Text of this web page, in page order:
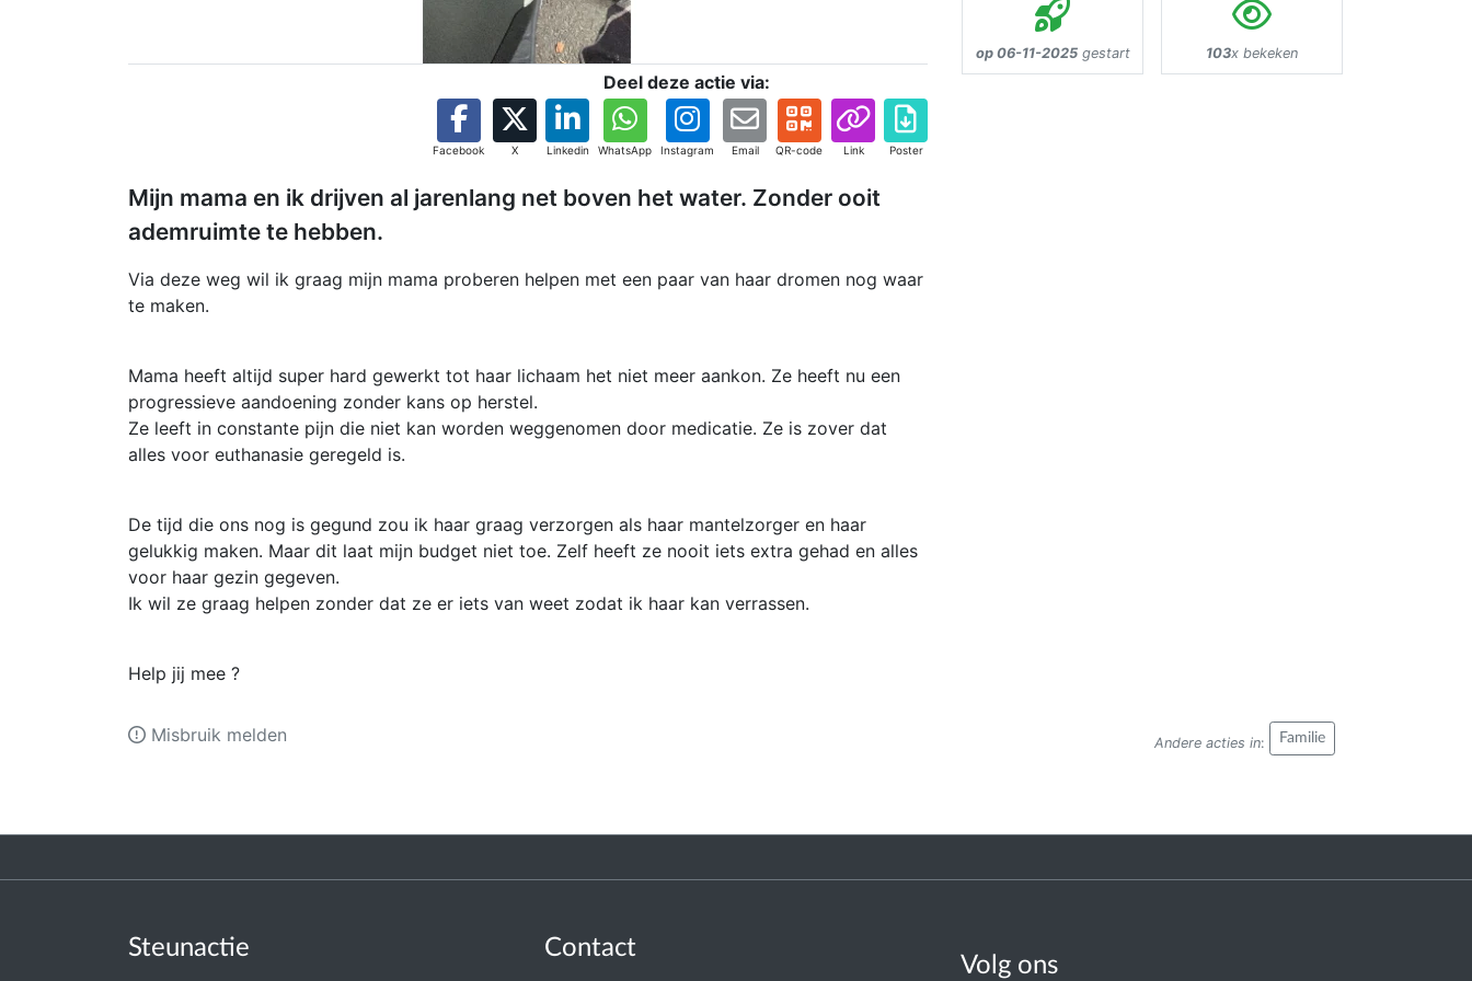
Deel deze actie via:
Facebook X Linkedin WhatsApp Instagram Email QR-code Link Poster
Mijn mama en ik drijven al jarenlang net boven het water. Zonder ooit
ademruimte te hebben.
Via deze weg wil ik graag mijn mama proberen helpen met een paar van haar dromen nog waar
te maken.
Mama heeft altijd super hard gewerkt tot haar lichaam het niet meer aankon. Ze heeft nu een
progressieve aandoening zonder kans op herstel.
Ze leeft in constante pijn die niet kan worden weggenomen door medicatie. Ze is zover dat
alles voor euthanasie geregeld is.
De tijd die ons nog is gegund zou ik haar graag verzorgen als haar mantelzorger en haar
gelukkig maken. Maar dit laat mijn budget niet toe. Zelf heeft ze nooit iets extra gehad en alles
voor haar gezin gegeven.
Ik wil ze graag helpen zonder dat ze er iets van weet zodat ik haar kan verrassen.
Help jij mee ?
op 06-11-2025gestart 103x bekeken
Andere acties in: Familie
Misbruik melden
Steunactie Contact
Volg ons